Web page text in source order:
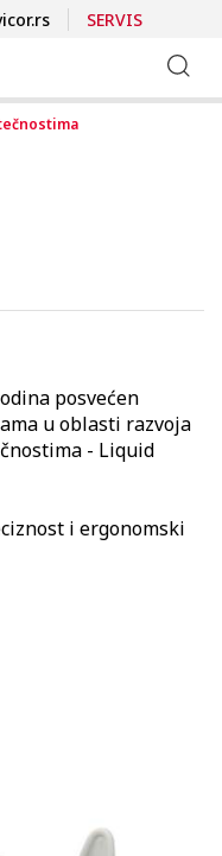
SERVIS
posvećen
u oblasti razvoja
- Liquid
i ergonomski